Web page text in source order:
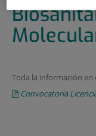
Toda la información
Convocatoria